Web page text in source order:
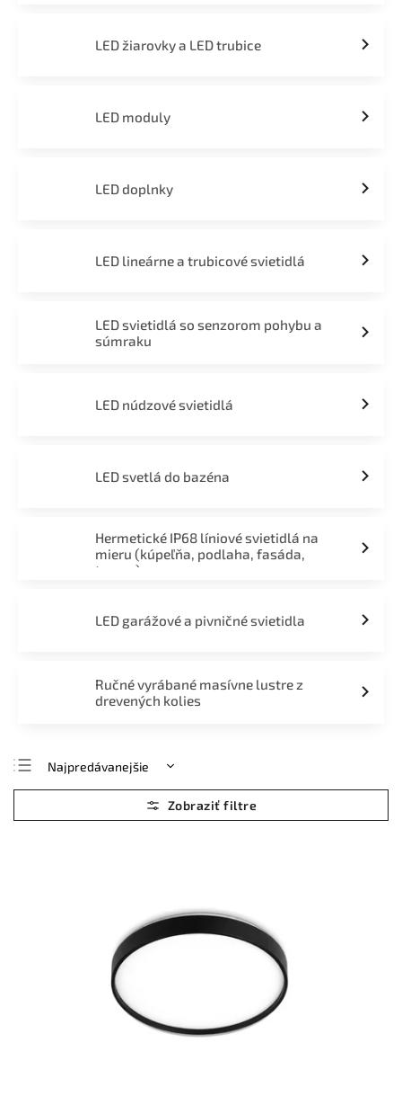
LED žiarovky a LED trubice
LED moduly
LED doplnky
LED lineárne a trubicové svietidlá
LED svietidlá so senzorom pohybu a
súmraku
LED núdzové svietidlá
LED svetlá do bazéna
Hermetické IP68 líniové svietidlá na
mieru (kúpeľňa, podlaha, fasáda,
terasa)
LED garážové a pivničné svietidla
Ručné vyrábané masívne lustre z
drevených kolies
Najpredávanejšie
Najlacnejšie
Najdrahšie